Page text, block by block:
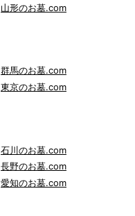
山形のお墓.com
群馬のお墓.com
東京のお墓.com
石川のお墓.com
長野のお墓.com
愛知のお墓.com